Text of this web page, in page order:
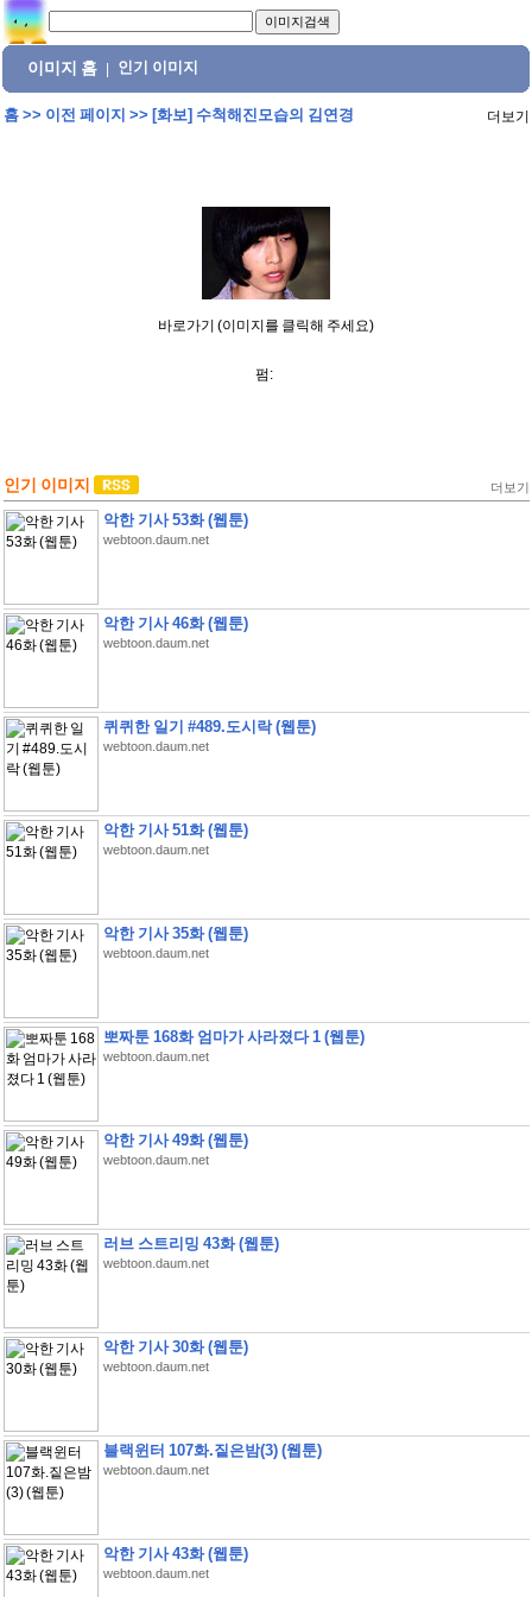
이미지 홈 인기 이미지
홈>> 이전 페이지 >> [화보] 수척해진모습의 김연경 더보기
바로가기 (이미지를 클릭해 주세요)
펌:
인기 이미지 더보기
악한 기사 53화 (웹툰)
webtoon.daum.net
악한 기사 46화 (웹툰)
webtoon.daum.net
퀴퀴한 일기 #489.도시락 (웹툰)
webtoon.daum.net
악한 기사 51화 (웹툰)
webtoon.daum.net
악한 기사 35화 (웹툰)
webtoon.daum.net
뽀짜툰 168화 엄마가 사라졌다 1 (웹툰)
webtoon.daum.net
악한 기사 49화 (웹툰)
webtoon.daum.net
러브 스트리밍 43화 (웹툰)
webtoon.daum.net
악한 기사 30화 (웹툰)
webtoon.daum.net
블랙윈터 107화.짙은밤(3) (웹툰)
webtoon.daum.net
악한 기사 43화 (웹툰)
webtoon.daum.net